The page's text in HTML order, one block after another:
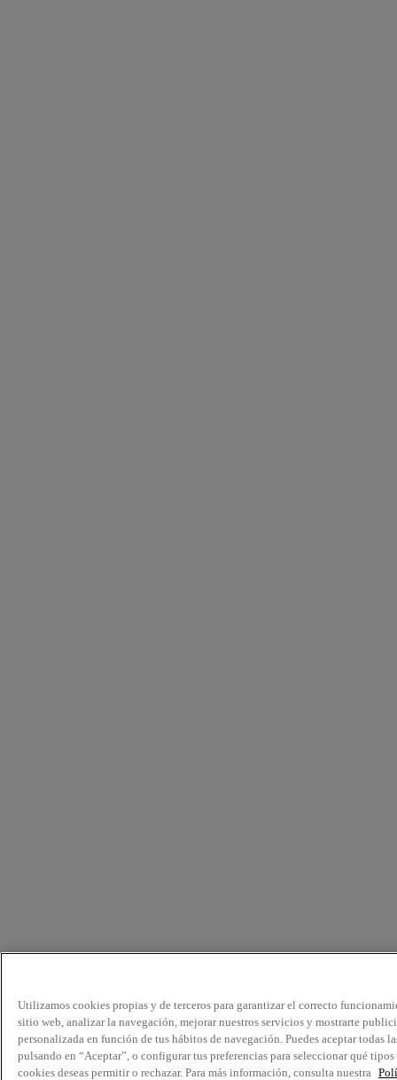
Utilizamos cookies propias y de terceros para garantizar el correcto
sitio web, analizar la navegación, mejorar nuestros servicios y mostrarte
personalizada en función de tus hábitos de navegación. Puedes aceptar todas
pulsando en “Aceptar”, o configurar tus preferencias para seleccionar qué tipos
cookies deseas permitir o rechazar. Para más información, consulta nuestra